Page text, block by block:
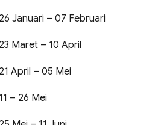
26 Januari – 07 Februari
23 Maret – 10 April
21 April – 05 Mei
11 – 26 Mei